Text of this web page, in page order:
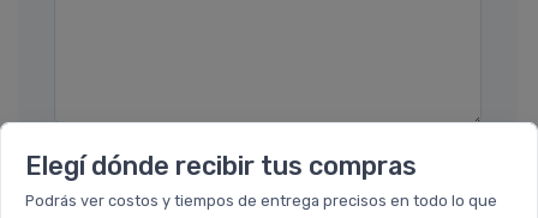
Elegí dónde recibir tus compras
Podrás ver costos y tiempos de entrega precisos en todo lo que
Enviar consulta